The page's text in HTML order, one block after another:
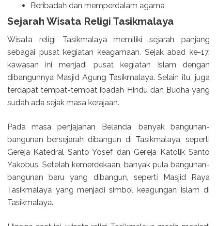
Beribadah dan memperdalam agama
Sejarah Wisata Religi Tasikmalaya
Wisata religi Tasikmalaya memiliki sejarah panjang
sebagai pusat kegiatan keagamaan. Sejak abad ke-17,
kawasan ini menjadi pusat kegiatan Islam dengan
dibangunnya Masjid Agung Tasikmalaya. Selain itu, juga
terdapat tempat-tempat ibadah Hindu dan Budha yang
sudah ada sejak masa kerajaan.
Pada masa penjajahan Belanda, banyak bangunan-
bangunan bersejarah dibangun di Tasikmalaya, seperti
Gereja Katedral Santo Yosef dan Gereja Katolik Santo
Yakobus. Setelah kemerdekaan, banyak pula bangunan-
bangunan baru yang dibangun, seperti Masjid Raya
Tasikmalaya yang menjadi simbol keagungan Islam di
Tasikmalaya.